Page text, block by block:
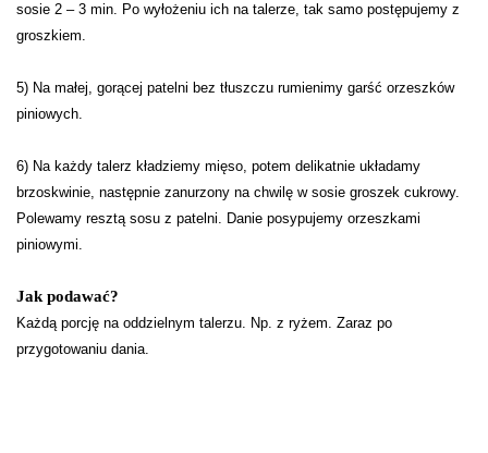
sosie 2 – 3 min. Po wyłożeniu ich na talerze, tak samo postępujemy z
groszkiem.
5) Na małej, gorącej patelni bez tłuszczu rumienimy garść orzeszków
piniowych.
6) Na każdy talerz kładziemy mięso, potem delikatnie układamy
brzoskwinie, następnie zanurzony na chwilę w sosie groszek cukrowy.
Polewamy resztą sosu z patelni. Danie posypujemy orzeszkami
piniowymi.
Jak podawać?
Każdą porcję na oddzielnym talerzu. Np. z ryżem. Zaraz po
przygotowaniu dania.